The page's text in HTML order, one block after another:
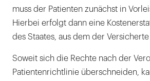
muss der Patienten zunächst in
Hierbei erfolgt dann eine
des Staates, aus dem der
Soweit sich die Rechte nach der
Patientenrichtlinie überschneiden,